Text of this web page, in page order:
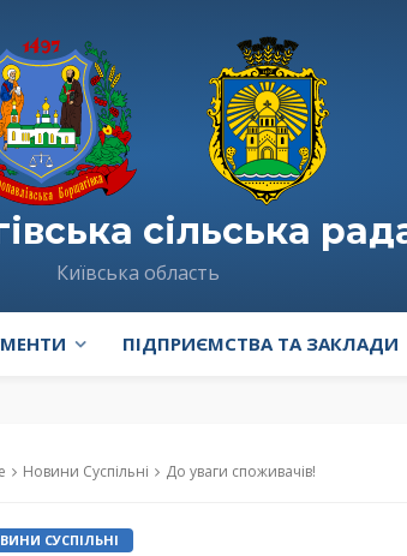
сільська
Київська область
ПІДПРИЄМСТВА ТА ЗАКЛАДИ
Новини Суспільні До уваги споживачів!
СУСПІЛЬНІ